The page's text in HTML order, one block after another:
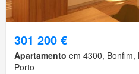
301 200 €
Apartamento em 4300, Bonfim,
Porto